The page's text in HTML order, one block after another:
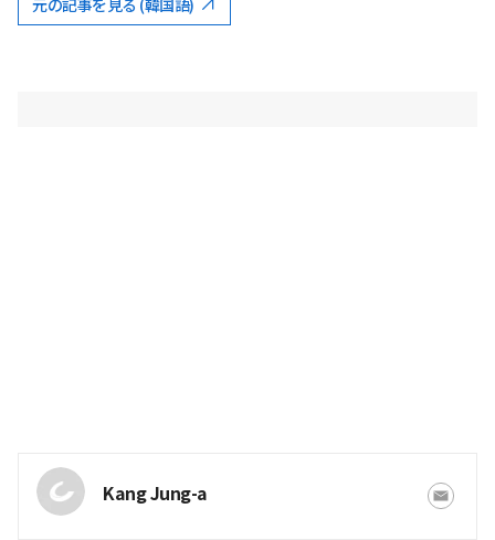
元の記事を見る (韓国語)
Kang Jung-a